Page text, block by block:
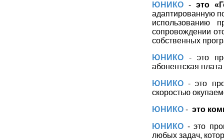
ЮНИКО - это
адаптированную
использованию
сопровождении
собственных
ЮНИКО - это
абонентская плата
ЮНИКО - это
скоростью
ЮНИКО - это
ЮНИКО - это
любых задач,